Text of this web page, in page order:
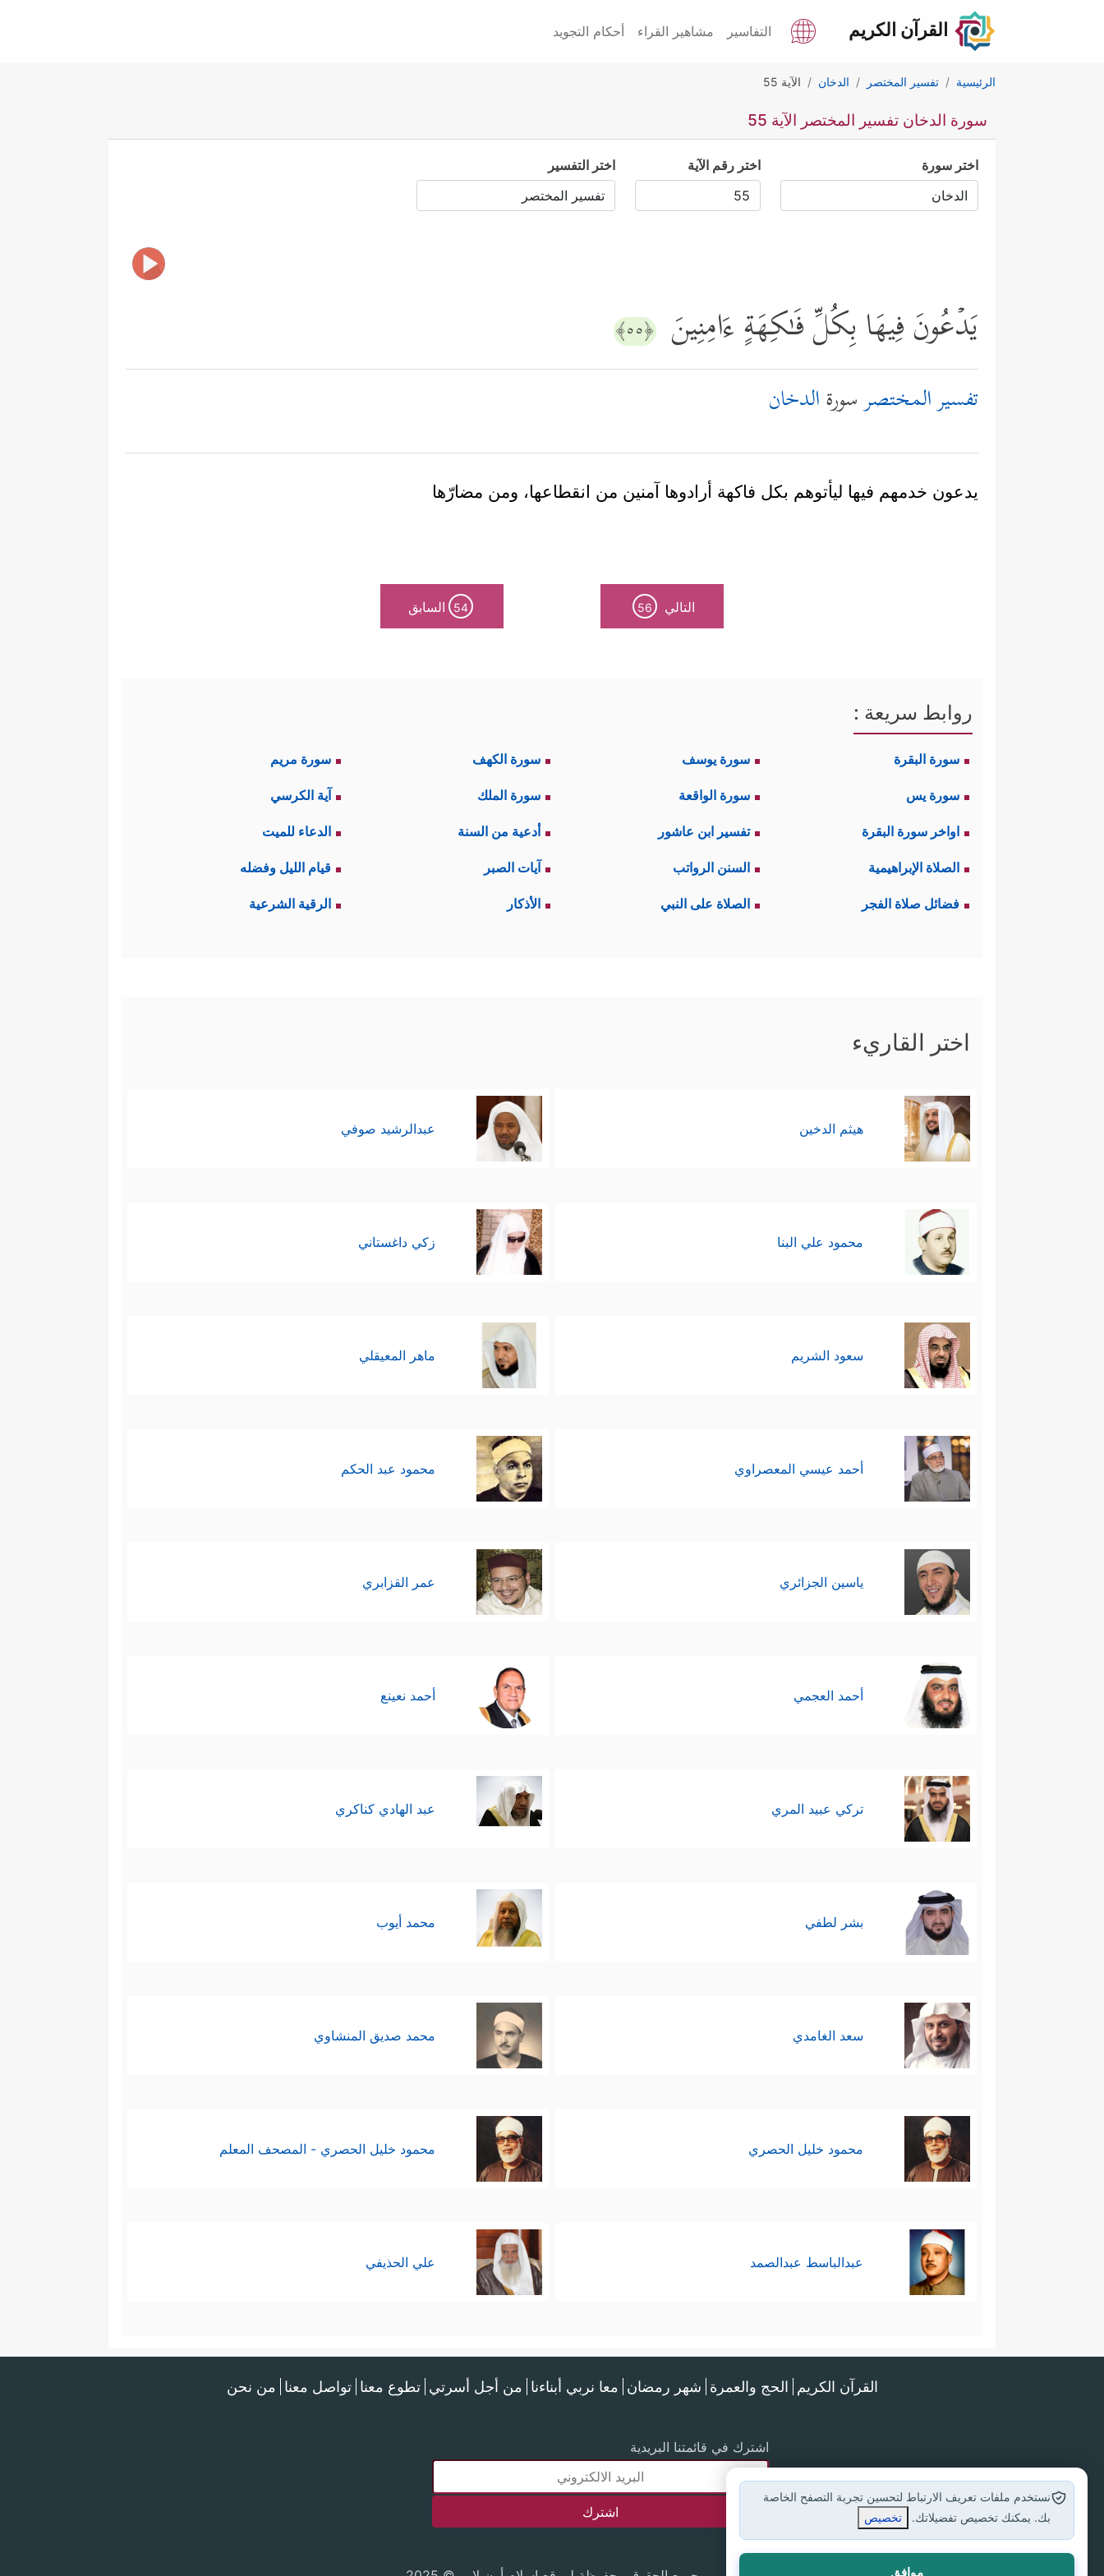
القرآن الكريم التفاسير مشاهير القراء أحكام التجويد
الرئيسية تفسير المختصر الدخان الآية 55
سورة الدخان تفسير المختصر الآية 55
اختر سورة اختر رقم الآية اختر التفسير
یَدۡعُونَ فِیهَا بِكُلِّ فَـٰكِهَةٍ ءَامِنِینَ ﴿٥٥﴾
تفسير المختصرسورةالدخان
يدعون خدمهم فيها ليأتوهم بكل فاكهة أرادوها آمنين من انقطاعها، ومن مضارّها
التالي 56
54 السابق
روابط سريعة :
سورة البقرة سورة يوسف سورة الكهف سورة مريم
سورة يس سورة الواقعة سورة الملك آية الكرسي
اواخر سورة البقرة تفسير ابن عاشور أدعية من السنة الدعاء للميت
الصلاة الإبراهيمية السنن الرواتب آيات الصبر قيام الليل وفضله
فضائل صلاة الفجر الصلاة على النبي الأذكار الرقية الشرعية
اختر القاريء
هيثم الدخين عبدالرشيد صوفي
محمود علي البنا زكي داغستاني
سعود الشريم ماهر المعيقلي
أحمد عيسي المعصراوي محمود عبد الحكم
ياسين الجزائري عمر القزابري
أحمد العجمي أحمد نعينع
تركي عبيد المري عبد الهادي كناكري
بشر لطفي محمد أيوب
سعد الغامدي محمد صديق المنشاوي
محمود خليل الحصري محمود خليل الحصري - المصحف المعلم
عبدالباسط عبدالصمد علي الحذيفي
القرآن الكريم الحج والعمرة شهر رمضان معا نربي أبناءنا من أجل أسرتي تطوع معنا تواصل معنا من نحن
اشترك في قائمتنا البريدية
نستخدم ملفات تعريف الارتباط لتحسين تجربة التصفح الخاصة
بك. يمكنك تخصيص تفضيلاتك.
تخصيص
موافق